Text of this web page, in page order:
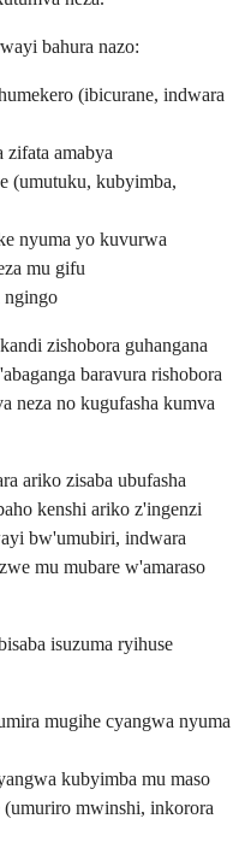
bahura nazo:
(ibicurane, indwara
amabya
(umutuku, kubyimba,
nyuma yo kuvurwa
mu gifu
ngingo
zishobora guhangana
baravura rishobora
neza no kugufasha kumva
ariko zisaba ubufasha
kenshi ariko z'ingenzi
bw'umubiri, indwara
mu mubare w'amaraso
isuzuma ryihuse
mugihe cyangwa nyuma
kubyimba mu maso
mwinshi, inkorora